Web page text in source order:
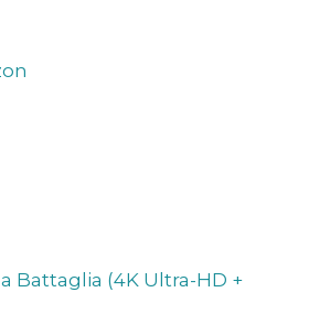
Battaglia (4K Ultra-HD +